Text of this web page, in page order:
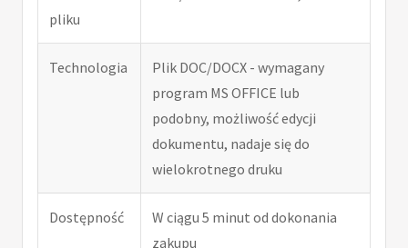
pliku
Technologia
Plik DOC/DOCX - wymagany
program MS OFFICE lub
podobny, możliwość edycji
dokumentu, nadaje się do
wielokrotnego druku
Dostępność
W ciągu 5 minut od dokonania
zakupu